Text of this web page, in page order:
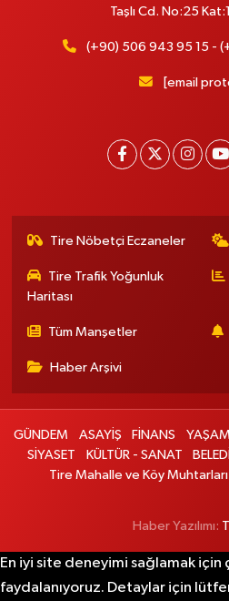
Taşlı Cd. No:25
(+90) 506 943 95 15 -
[email
Tire Nöbetçi Eczaneler
Tire Trafik Yoğunluk
Haritası
Tüm Manşetler
Haber Arşivi
GÜNDEM ASAYİŞ FİNANS
SİYASET
KÜLTÜR - SANAT
Tire Mahalle ve Köy Muhtarları
Haber Yazılımı:
En iyi site deneyimi sağlamak
faydalanıyoruz. Detaylar için